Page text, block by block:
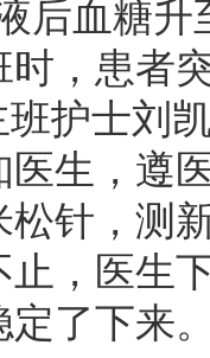
后血糖
时，患者
护士刘
医生，遵
松针，
止，医生
定了下来